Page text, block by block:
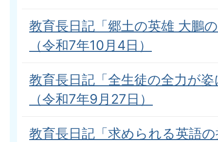
教育長日記「郷土の英雄 大鵬
（令和7年10月4日）
教育長日記「全生徒の全力が
（令和7年9月27日）
教育長日記「求められる英語